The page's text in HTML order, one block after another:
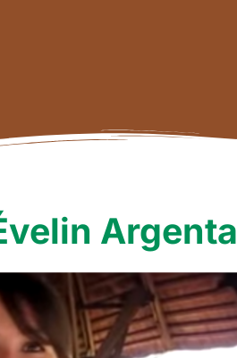
Argenta